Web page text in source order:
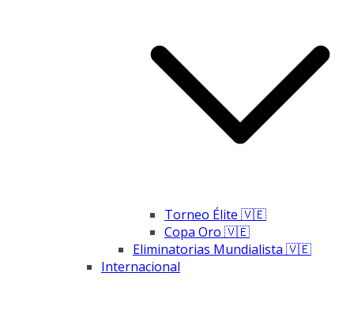
Torneo Élite 🇻🇪
Copa Oro 🇻🇪
Eliminatorias Mundialista 🇻🇪
Internacional